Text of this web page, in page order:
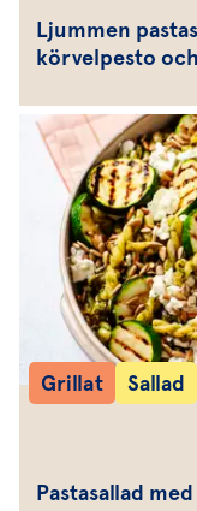
Ljummen
körvelpesto
Grillat Sallad
Pastasallad